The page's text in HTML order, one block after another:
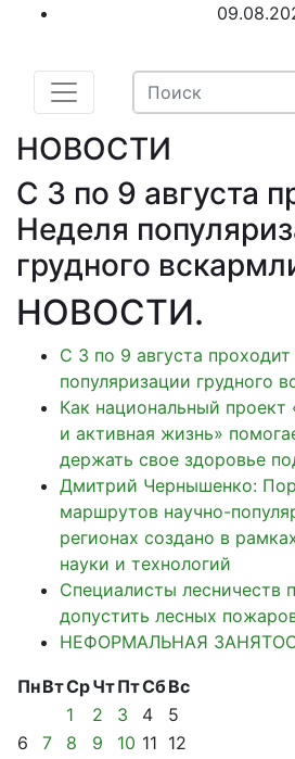
НОВОСТИ
С 3 по 9 августа
Неделя
грудного
НОВОСТИ.
С 3 по 9 августа
популяризации грудного
Как национальный
и активная жизнь»
держать свое здоровье
Дмитрий Чернышенко:
маршрутов научно-
регионах создано в
науки и технологий
Специалисты лесничеств
допустить лесных
НЕФОРМАЛЬНАЯ
ПнВтСрЧтПтСбВс
1
2 3 4
5
6
7 8 9 10 11 12